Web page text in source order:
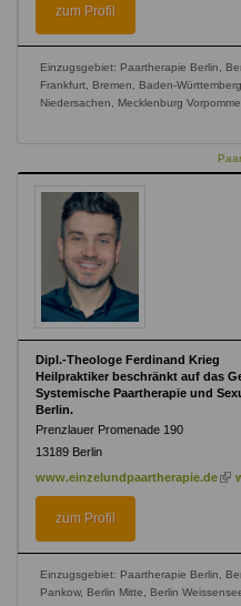
zum Profil
Einzugsgebiet: Paartherapie Berlin,
Frankfurt, Bremen, Baden-
Niedersachen, Mecklenburg
Dipl.-Theologe Ferdinand Krieg
Heilpraktiker beschränkt auf das
Systemische Paartherapie und
Berlin.
Prenzlauer Promenade 190
13189 Berlin
www.einzelundpaartherapie.de (link
zum Profil
Einzugsgebiet: Paartherapie Berlin,
Pankow, Berlin Mitte, Berlin